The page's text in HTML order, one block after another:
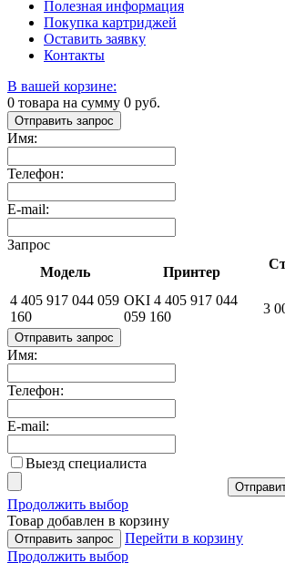
Полезная информация
Покупка картриджей
Оставить заявку
Контакты
В вашей корзине:
0 товара на сумму 0 руб.
Отправить запрос
Имя:
Телефон:
E-mail:
Запрос
Модель
Принтер
4 405 917 044 059
160
OKI 4 405 917 044
059 160
3
Отправить запрос
Имя:
Телефон:
E-mail:
Выезд специалиста
Продолжить выбор
Товар добавлен в корзину
Отправить запрос
Перейти в корзину
Продолжить выбор